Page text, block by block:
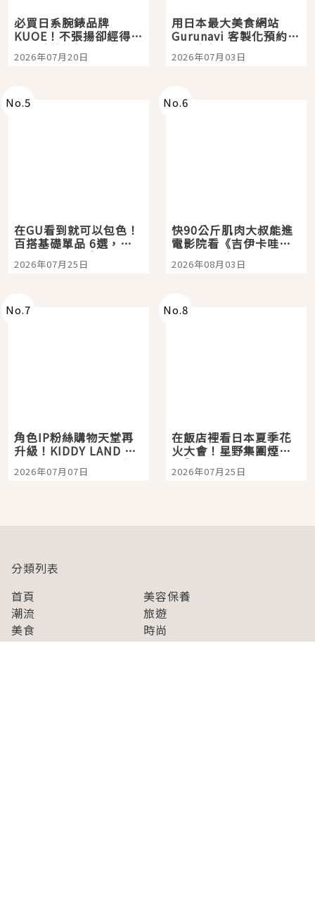
必買日系腕錶品牌
KUOE！不張揚卻經得起
時間洗鍊的經典之作五
選
2026年07月20日
用日本最大美食網站
Gurunavi 客製化預約九
大都市餐廳，打造專屬
美食體驗！
2026年07月03日
No.5
在GU看到就可以包色！
百搭基礎單品 6選，閉
眼全收也不心疼
2026年07月25日
No.6
快90公斤肌肉大叔能進
電影院看《吉伊卡哇》
嗎？日本重金屬樂團
「打首」會長與nagano
2026年08月03日
No.7
角色IP粉絲購物天堂再
升級！KIDDY LAND 原
宿店吉伊卡哇迎客，新
開幕 OMOKADO 店3分
2026年07月07日
No.8
在飯店裡看日本夏季花
火大會！星野集團煙火
景觀飯店6選，讓你不用
人擠人悠閒欣賞
2026年07月25日
分類列表
首頁
美容保養
潮流
旅遊
美食
時尚
藝能娛樂
購物